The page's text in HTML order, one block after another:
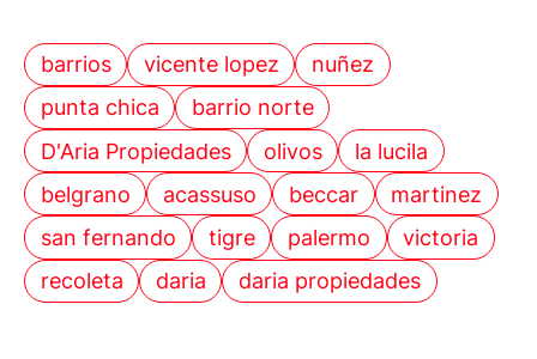
barrios vicente lopez
nuñez
punta chica
barrio norte
D'Aria Propiedades
olivos
la lucila
belgrano
acassuso beccar
martinez
san fernando
tigre palermo
victoria
recoleta
daria daria propiedades